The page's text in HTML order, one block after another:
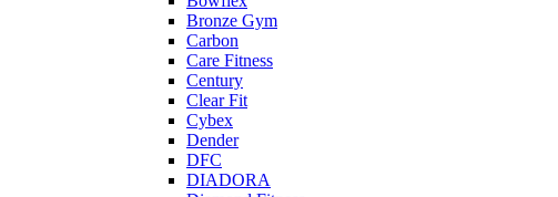
Bronze Gym
Carbon
Care Fitness
Century
Clear Fit
Cybex
Dender
DFC
DIADORA